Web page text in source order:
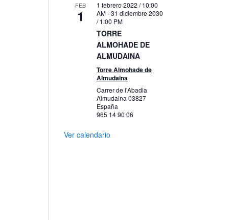
FEB
1
1 febrero 2022 / 10:00
AM-31 diciembre 2030
/ 1:00 PM
TORRE
ALMOHADE DE
ALMUDAINA
Torre Almohade de
Almudaina
Carrer de l'Abadia
Almudaina03827
España
965 14 90 06
Ver calendario